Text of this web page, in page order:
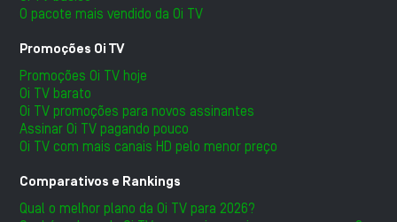
O pacote mais vendido da Oi TV
Promoções Oi TV
Promoções Oi TV hoje
Oi TV barato
Oi TV promoções para novos assinantes
Assinar Oi TV pagando pouco
Oi TV com mais canais HD pelo menor preço
Comparativos e Rankings
Qual o melhor plano da Oi TV para 2026?